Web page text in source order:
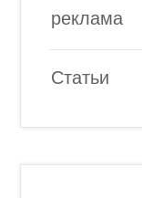
реклама
Статьи